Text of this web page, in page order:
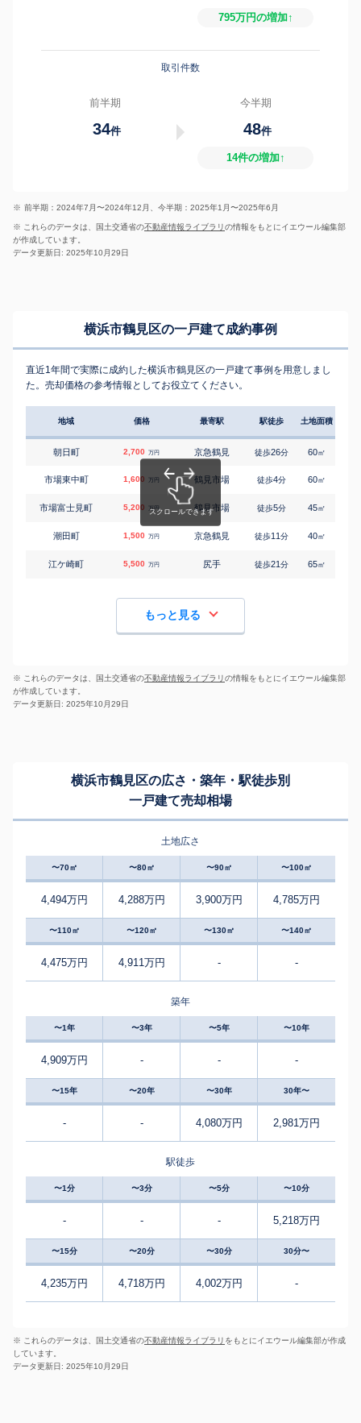
795万円の増加↑
取引件数
前半期
34件
今半期
48件
14件の増加↑
※ 前半期：2024年7月〜2024年12月、今半期：2025年1月〜2025年6月
※ これらのデータは、国土交通省の不動産情報ライブラリの情報をもとにイエウール編集部
が作成しています。
データ更新日: 2025年10月29日
横浜市鶴見区の一戸建て成約事例
直近1年間で実際に成約した横浜市鶴見区の一戸建て事例を用意しまし
た。売却価格の参考情報としてお役立てください。
地域 価格 最寄駅 駅徒歩 土地面積
朝日町 2,700 万円 京急鶴見 徒歩26分 60㎡
市場東中町 1,600 万円 鶴見市場 徒歩4分 60㎡
市場富士見町 5,200 万円 鶴見市場 徒歩5分 45㎡
潮田町 1,500 万円 京急鶴見 徒歩11分 40㎡
江ケ崎町 5,500 万円 尻手 徒歩21分 65㎡
もっと見る
※ これらのデータは、国土交通省の不動産情報ライブラリの情報をもとにイエウール編集部
が作成しています。
データ更新日: 2025年10月29日
横浜市鶴見区の広さ・築年・駅徒歩別
一戸建て売却相場
土地広さ
〜70㎡ 〜80㎡ 〜90㎡ 〜100㎡
4,494万円 4,288万円 3,900万円 4,785万円
〜110㎡ 〜120㎡ 〜130㎡ 〜140㎡
4,475万円 4,911万円 - -
築年
〜1年 〜3年 〜5年 〜10年
4,909万円 - - -
〜15年 〜20年 〜30年 30年〜
- - 4,080万円 2,981万円
駅徒歩
〜1分 〜3分 〜5分 〜10分
- - - 5,218万円
〜15分 〜20分 〜30分 30分〜
4,235万円 4,718万円 4,002万円 -
※ これらのデータは、国土交通省の不動産情報ライブラリ をもとにイエウール編集部が作成
しています。
データ更新日: 2025年10月29日